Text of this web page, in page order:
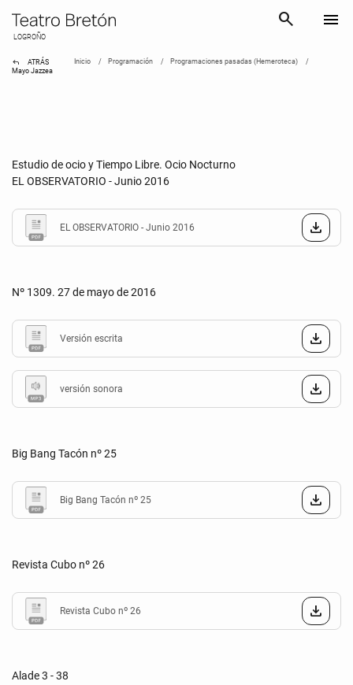
LOGROÑO
search menu
reply ATRÁS Inicio Programación
Programaciones pasadas (Hemeroteca)
Mayo Jazzea
Estudio de ocio y Tiempo Libre. Ocio Nocturno
EL OBSERVATORIO - Junio 2016
EL OBSERVATORIO - Junio 2016
Nº 1309. 27 de mayo de 2016
Versión escrita
versión sonora
Big Bang Tacón nº 25
Big Bang Tacón nº 25
Revista Cubo nº 26
Revista Cubo nº 26
Alade 3 - 38